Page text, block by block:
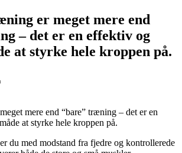
er meget mere end
– det er en effektiv og
at styrke hele kroppen på.
mere end “bare” træning – det er en
at styrke hele kroppen på.
du med modstand fra fjedre og kontrollerede